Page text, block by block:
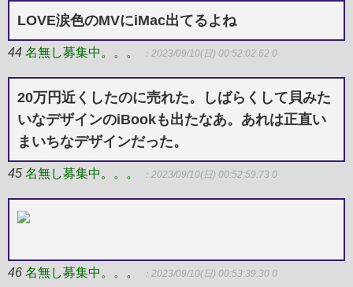
LOVE涙色のMVにiMac出てるよね
44 名無し募集中。。。 ：2023/09/10(日) 00:52:02.62 0
20万円近くしたのに売れた。しばらくして貝みた
いなデザインのiBookも出たなあ。あれは正直い
まいちなデザインだった。
45 名無し募集中。。。 ：2023/09/10(日) 00:52:59.73 0
46 名無し募集中。。。 ：2023/09/10(日) 00:53:39.30 0